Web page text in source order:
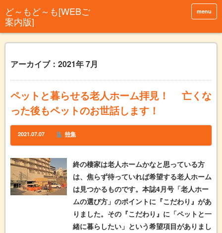
menu
アーカイブ：2021年 7月
ペットと暮らせる老人ホーム拝見！ 亡くな
った後もペットのお世話します！
2021.07.07 特集
終の棲家は老人ホームかなと思っている方
は、焦らず待っていれば希望する老人ホーム
は見つかるものです。本誌4月号「老人ホー
ムの選び方」のポイントに『こだわり』があ
りました。その『こだわり』に「ペットと一
緒に暮らしたい」という希望項目がありまし